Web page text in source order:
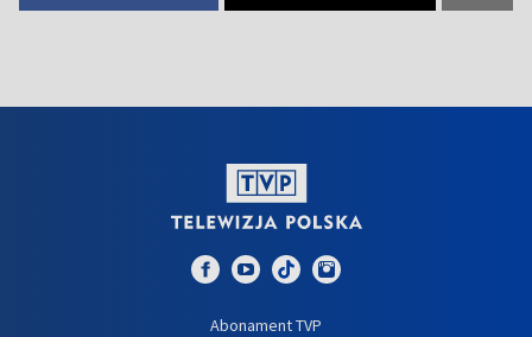
Abonament TVP